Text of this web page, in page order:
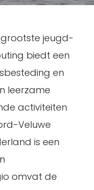
jeugd-
biedt een
en
leerzame
activiteiten
Veluwe
is een
omvat de